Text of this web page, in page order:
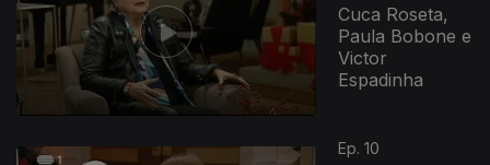
Cuca Roseta,
Paula Bobone e
Victor
Espadinha
Ep. 10